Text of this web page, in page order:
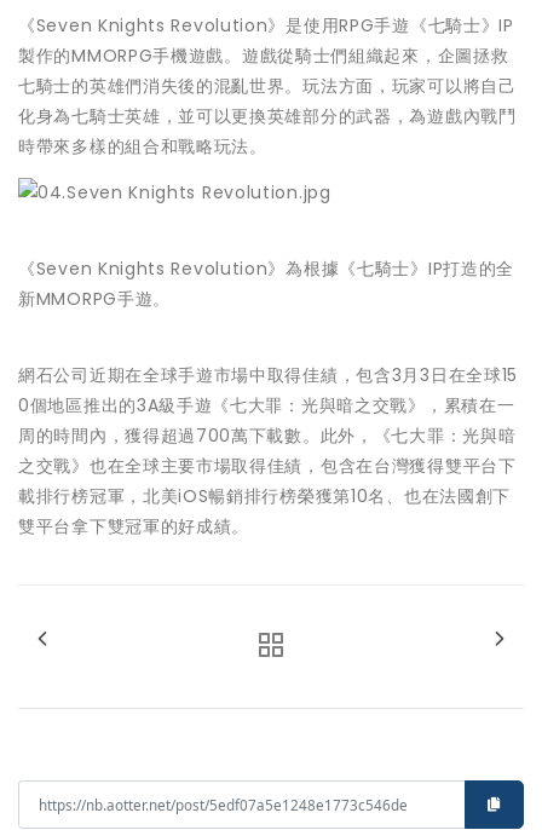
《Seven Knights Revolution》是使用RPG手遊《七騎士》IP
製作的MMORPG手機遊戲。遊戲從騎士們組織起來， 企圖拯救
七騎士的英雄們消失後的混亂世界。玩法方面， 玩家可以將自己
化身為七騎士英雄，並可以更換英雄部分的武器，為遊戲內戰鬥
時帶來多樣的組合和戰略玩法。
《Seven Knights Revolution》為根據《七騎士》IP打造的全
新MMORPG手遊。
網石公司近期在全球手遊市場中取得佳績，包含3月3日在全球15
0個地區推出的3A級手遊《七大罪：光與暗之交戰》， 累積在一
周的時間內，獲得超過700萬下載數。此外，《七大罪：光與暗
之交戰》也在全球主要市場取得佳績， 包含在台灣獲得雙平台下
載排行榜冠軍，北美iOS暢銷排行榜榮獲第10名、也在法國創下
雙平台拿下雙冠軍的好成績。